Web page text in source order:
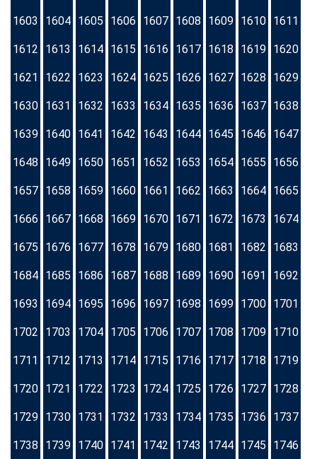
1603 1604 1605 1606 1607 1608 1609 1610 1611
1612 1613 1614 1615 1616 1617 1618 1619 1620
1621 1622 1623 1624 1625 1626 1627 1628 1629
1630 1631 1632 1633 1634 1635 1636 1637 1638
1639 1640 1641 1642 1643 1644 1645 1646 1647
1648 1649 1650 1651 1652 1653 1654 1655 1656
1657 1658 1659 1660 1661 1662 1663 1664 1665
1666 1667 1668 1669 1670 1671 1672 1673 1674
1675 1676 1677 1678 1679 1680 1681 1682 1683
1684 1685 1686 1687 1688 1689 1690 1691 1692
1693 1694 1695 1696 1697 1698 1699 1700 1701
1702 1703 1704 1705 1706 1707 1708 1709 1710
1711 1712 1713 1714 1715 1716 1717 1718 1719
1720 1721 1722 1723 1724 1725 1726 1727 1728
1729 1730 1731 1732 1733 1734 1735 1736 1737
1738 1739 1740 1741 1742 1743 1744 1745 1746